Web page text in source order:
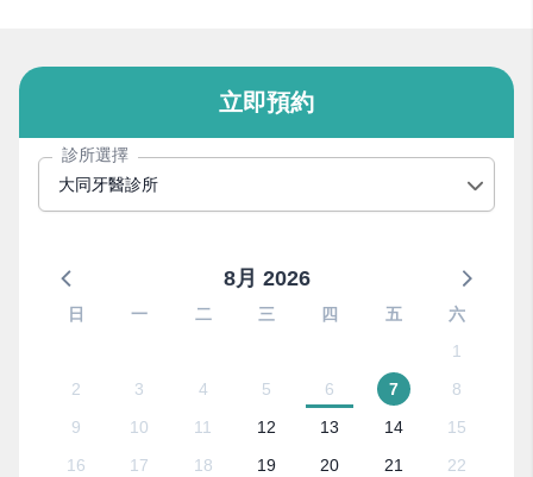
立即預約
診所選擇
大同牙醫診所
8月 2026
日 一 二 三 四 五
六
1
2
3 4 5 6 7
8
9
10 11 12 13 14
15
16
17 18 19 20 21
22